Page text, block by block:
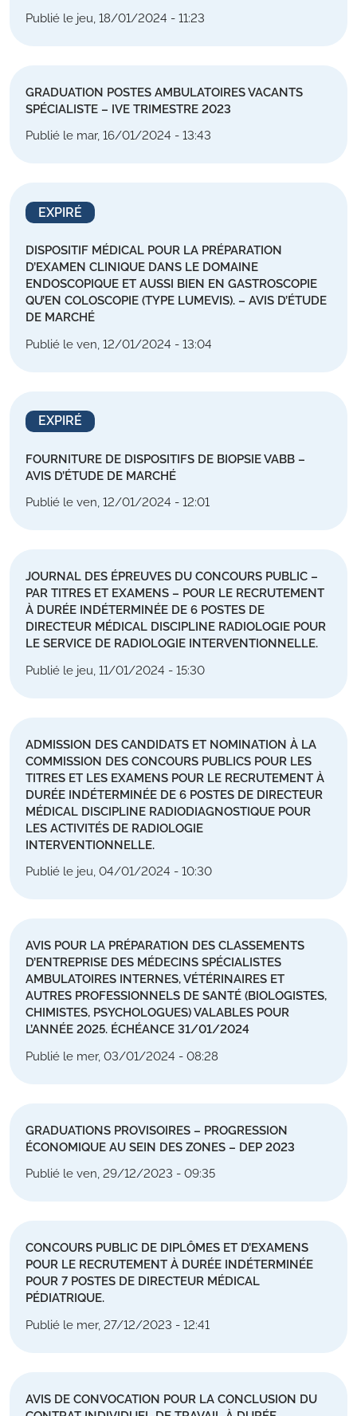
Publié le jeu, 18/01/2024 - 11:23
GRADUATION POSTES AMBULATOIRES VACANTS
SPÉCIALISTE – IVE TRIMESTRE 2023
Publié le mar, 16/01/2024 - 13:43
EXPIRÉ
DISPOSITIF MÉDICAL POUR LA PRÉPARATION
D’EXAMEN CLINIQUE DANS LE DOMAINE
ENDOSCOPIQUE ET AUSSI BIEN EN GASTROSCOPIE
QU’EN COLOSCOPIE (TYPE LUMEVIS). – AVIS D’ÉTUDE
DE MARCHÉ
Publié le ven, 12/01/2024 - 13:04
EXPIRÉ
FOURNITURE DE DISPOSITIFS DE BIOPSIE VABB –
AVIS D’ÉTUDE DE MARCHÉ
Publié le ven, 12/01/2024 - 12:01
JOURNAL DES ÉPREUVES DU CONCOURS PUBLIC –
PAR TITRES ET EXAMENS – POUR LE RECRUTEMENT
À DURÉE INDÉTERMINÉE DE 6 POSTES DE
DIRECTEUR MÉDICAL DISCIPLINE RADIOLOGIE POUR
LE SERVICE DE RADIOLOGIE INTERVENTIONNELLE.
Publié le jeu, 11/01/2024 - 15:30
ADMISSION DES CANDIDATS ET NOMINATION À LA
COMMISSION DES CONCOURS PUBLICS POUR LES
TITRES ET LES EXAMENS POUR LE RECRUTEMENT À
DURÉE INDÉTERMINÉE DE 6 POSTES DE DIRECTEUR
MÉDICAL DISCIPLINE RADIODIAGNOSTIQUE POUR
LES ACTIVITÉS DE RADIOLOGIE
INTERVENTIONNELLE.
Publié le jeu, 04/01/2024 - 10:30
AVIS POUR LA PRÉPARATION DES CLASSEMENTS
D’ENTREPRISE DES MÉDECINS SPÉCIALISTES
AMBULATOIRES INTERNES, VÉTÉRINAIRES ET
AUTRES PROFESSIONNELS DE SANTÉ (BIOLOGISTES,
CHIMISTES, PSYCHOLOGUES) VALABLES POUR
L’ANNÉE 2025. ÉCHÉANCE 31/01/2024
Publié le mer, 03/01/2024 - 08:28
GRADUATIONS PROVISOIRES – PROGRESSION
ÉCONOMIQUE AU SEIN DES ZONES – DEP 2023
Publié le ven, 29/12/2023 - 09:35
CONCOURS PUBLIC DE DIPLÔMES ET D’EXAMENS
POUR LE RECRUTEMENT À DURÉE INDÉTERMINÉE
POUR 7 POSTES DE DIRECTEUR MÉDICAL
PÉDIATRIQUE.
Publié le mer, 27/12/2023 - 12:41
AVIS DE CONVOCATION POUR LA CONCLUSION DU